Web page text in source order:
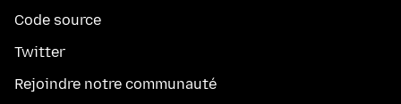
Code source
Twitter
Rejoindre notre communauté